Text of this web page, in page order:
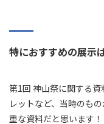
特におすすめの展示
第1回 神山祭に関する
レットなど、当時のも
重な資料だと思います！